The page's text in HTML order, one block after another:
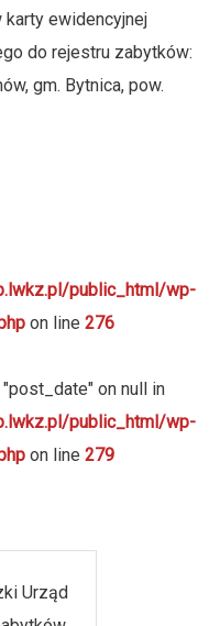
ewidencyjnej
do rejestru zabytków:
gm. Bytnica, pow.
public_html/wp-
on line 276
on null in
public_html/wp-
on line 279
Urząd